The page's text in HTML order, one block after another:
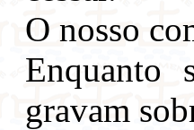
O nosso
Enquanto
gravam